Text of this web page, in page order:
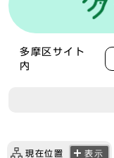
多摩区サイト
内
現在位置 表示